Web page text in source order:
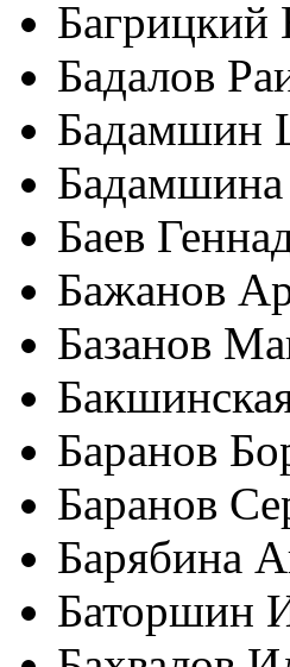
Багрицкий
Бадалов
Бадамшин
Баев
Бажанов
Базанов
Баранов
Баранов
Барябина
Баторшин